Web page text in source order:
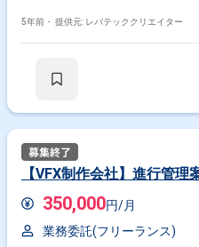
導く ーアートスタッフに対するマネ
5年前・ 提供元: レバテッククリエイター
【VFX制作会社】進行管理
350,000円/月
業務委託(フリーランス)